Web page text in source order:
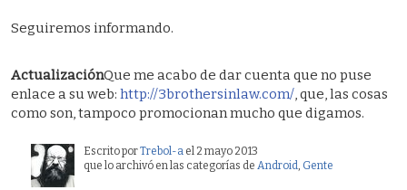
Seguiremos informando.
ActualizaciónQue me acabo de dar cuenta que no puse
enlace a su web: http://3brothersinlaw.com/, que, las cosas
como son, tampoco promocionan mucho que digamos.
Escrito porTrebol-a el 2 mayo 2013
que lo archivó en las categorías de Android, Gente